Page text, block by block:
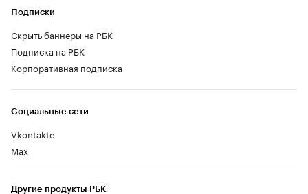
Социальные сети
Vkontakte
Max
Другие продукты РБК
Подписки
Скрыть баннеры на РБК
Подписка на РБК
Корпоративная подписка